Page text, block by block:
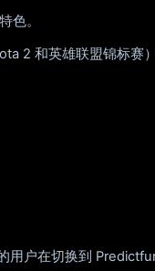
色。
2 和英雄联盟锦标赛）
户在切换到